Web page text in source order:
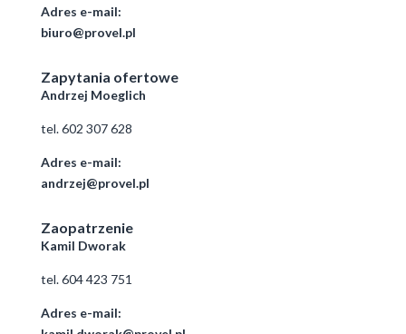
Adres e-mail:
biuro@provel.pl
Zapytania ofertowe
Andrzej Moeglich
tel.602 307 628
Adres e-mail:
andrzej@provel.pl
Zaopatrzenie
Kamil Dworak
tel.604 423 751
Adres e-mail: